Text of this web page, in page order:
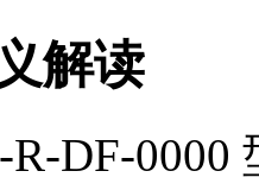
解读
R-DF-